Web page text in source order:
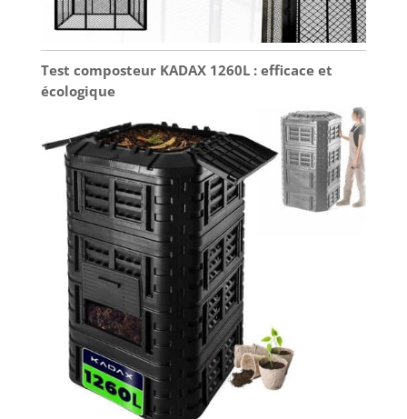
Test composteur KADAX 1260L : efficace et
écologique